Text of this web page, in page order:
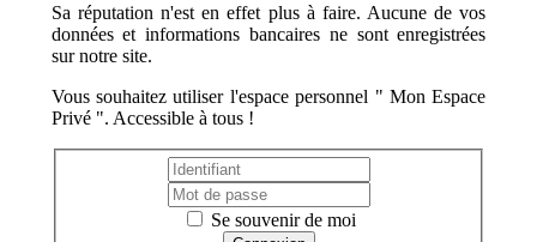
Sa réputation n'est en effet plus à faire. Aucune de vos
données et informations bancaires ne sont enregistrées
sur notre site.
Vous souhaitez utiliser l'espace personnel " Mon Espace
Privé ". Accessible à tous !
Se souvenir de moi